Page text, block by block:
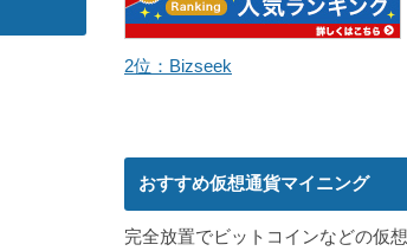
2位：Bizseek
おすすめ仮想通貨マイニング
完全放置でビットコインなどの仮